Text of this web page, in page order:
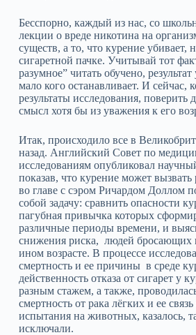
Бесспорно, каждый из нас, со
лекции о вреде никотина на
существ, а то, что курение убивает,
сигаретной пачке. Учитывай тот
разумное” читать обучено,
мало кого останавливает. И сейчас,
результаты исследования,
смысл хотя бы из уважения к его
Итак, происходило все в
назад. Английский Совет по
исследованиям опубликовал
показав, что курение может
во главе с сэром Ричардом Доллом
собой задачу: сравнить опасности
пагубная привычка которых
различные периоды времени, и
снижения риска, людей бросающих
ином возрасте. В процессе
смертность и ее причины в среде
действенность отказа от сигарет у
разным стажем, а также,
смертность от рака лёгких и ее
испытания на животных, казалось,
исключали.